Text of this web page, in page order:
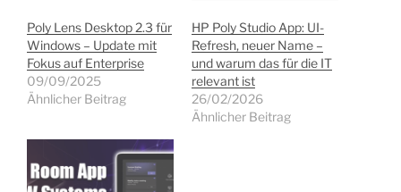
Poly Lens Desktop 2.3 für
Windows – Update mit
Fokus auf Enterprise
09/09/2025
Ähnlicher Beitrag
HP Poly Studio App: UI-
Refresh, neuer Name –
und warum das für die IT
relevant ist
26/02/2026
Ähnlicher Beitrag